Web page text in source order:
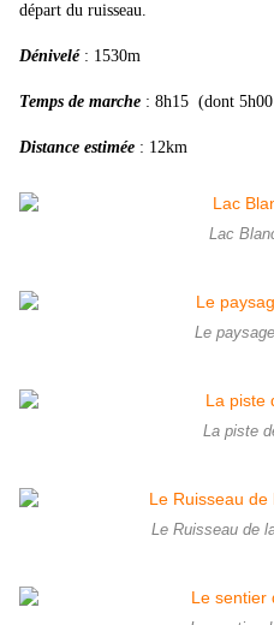
départ du ruisseau.
Dénivelé : 1530m
Temps de marche : 8h15 (dont 5h00
Distance estimée : 12km
Lac
Le
La piste
Le Ruisseau de